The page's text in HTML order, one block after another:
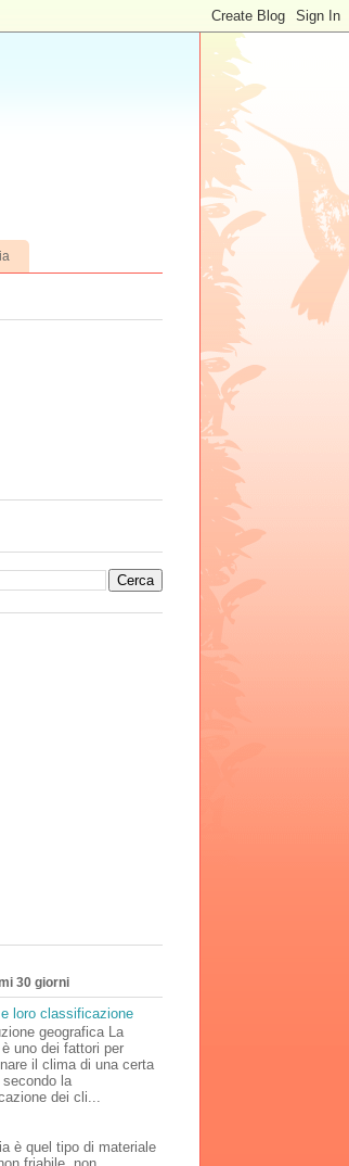
30 giorni
loro classificazione
geografica La
uno dei fattori per
il clima di una certa
secondo la
dei cli...
è quel tipo di materiale